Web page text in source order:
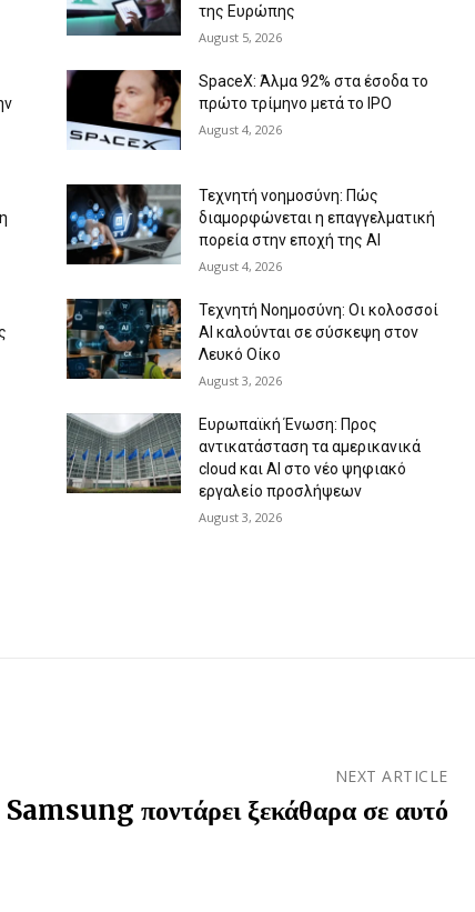
της Ευρώπης
August 5, 2026
SpaceX: Άλμα 92% στα έσοδα το
πρώτο τρίμηνο μετά το IPO
August 4, 2026
Τεχνητή νοημοσύνη: Πώς
διαμορφώνεται η επαγγελματική
πορεία στην εποχή της AI
August 4, 2026
Τεχνητή Νοημοσύνη: Οι κολοσσοί
ΑΙ καλούνται σε σύσκεψη στον
Λευκό Οίκο
August 3, 2026
Ευρωπαϊκή Ένωση: Προς
αντικατάσταση τα αμερικανικά
cloud και AI στο νέο ψηφιακό
εργαλείο προσλήψεων
August 3, 2026
NEXT ARTICLE
ποντάρει ξεκάθαρα σε αυτό